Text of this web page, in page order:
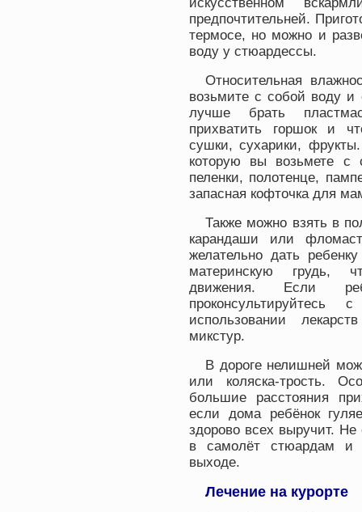
предпочтительней.
термосе, но можно и
воду у стюардессы.
Относительная
возьмите с собой воду
лучше брать
прихватить горшок и
сушки, сухарики,
которую вы возьмете
пеленки, полотенце,
запасная кофточка для
Также можно взять в
карандаши или
желательно дать
материнскую грудь,
движения. Если
использовании
микстур.
В дороге нелишней
или коляска-трость.
большие расстояния
если дома ребёнок
здорово всех выручит.
в самолёт стюардам и
выходе.
Лечение на курорте